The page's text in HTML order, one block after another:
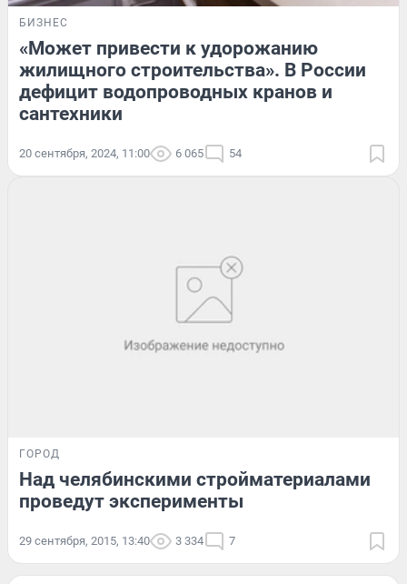
БИЗНЕС
«Может привести к удорожанию
жилищного строительства». В России
дефицит водопроводных кранов и
сантехники
20 сентября, 2024, 11:00 6 065 54
ГОРОД
Над челябинскими стройматериалами
проведут эксперименты
29 сентября, 2015, 13:40 3 334 7